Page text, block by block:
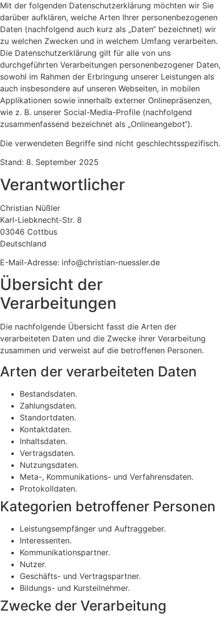
Mit der folgenden Datenschutzerklärung möchten wir Sie
darüber aufklären, welche Arten Ihrer personenbezogenen
Daten (nachfolgend auch kurz als „Daten“ bezeichnet) wir
zu welchen Zwecken und in welchem Umfang verarbeiten.
Die Datenschutzerklärung gilt für alle von uns
durchgeführten Verarbeitungen personenbezogener Daten,
sowohl im Rahmen der Erbringung unserer Leistungen als
auch insbesondere auf unseren Webseiten, in mobilen
Applikationen sowie innerhalb externer Onlinepräsenzen,
wie z. B. unserer Social-Media-Profile (nachfolgend
zusammenfassend bezeichnet als „Onlineangebot“).
Die verwendeten Begriffe sind nicht geschlechtsspezifisch.
Stand: 8. September 2025
Verantwortlicher
Christian Nüßler
Karl-Liebknecht-Str. 8
03046 Cottbus
Deutschland
E-Mail-Adresse: info@christian-nuessler.de
Übersicht der
Verarbeitungen
Die nachfolgende Übersicht fasst die Arten der
verarbeiteten Daten und die Zwecke ihrer Verarbeitung
zusammen und verweist auf die betroffenen Personen.
Arten der verarbeiteten Daten
Bestandsdaten.
Zahlungsdaten.
Standortdaten.
Kontaktdaten.
Inhaltsdaten.
Vertragsdaten.
Nutzungsdaten.
Meta-, Kommunikations- und Verfahrensdaten.
Protokolldaten.
Kategorien betroffener Personen
Leistungsempfänger und Auftraggeber.
Interessenten.
Kommunikationspartner.
Nutzer.
Geschäfts- und Vertragspartner.
Bildungs- und Kursteilnehmer.
Zwecke der Verarbeitung